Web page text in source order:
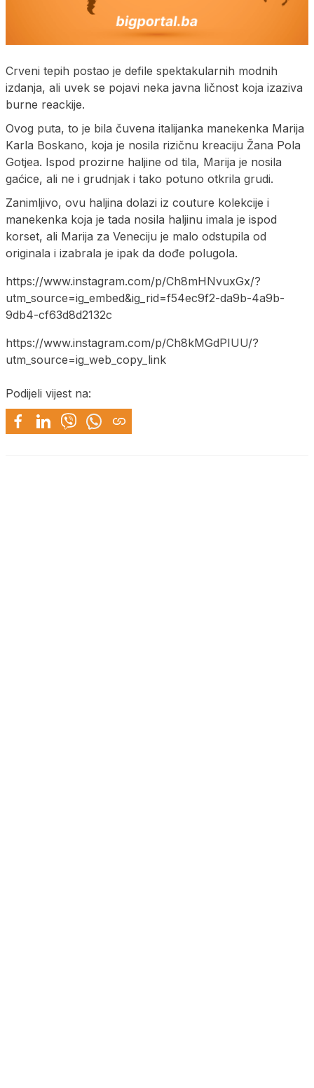
Crveni tepih postao je defile spektakularnih modnih
izdanja, ali uvek se pojavi neka javna ličnost koja izaziva
burne reackije.
Ovog puta, to je bila čuvena italijanka manekenka Marija
Karla Boskano, koja je nosila rizičnu kreaciju Žana Pola
Gotjea. Ispod prozirne haljine od tila, Marija je nosila
gaćice, ali ne i grudnjak i tako potuno otkrila grudi.
Zanimljivo, ovu haljina dolazi iz couture kolekcije i
manekenka koja je tada nosila haljinu imala je ispod
korset, ali Marija za Veneciju je malo odstupila od
originala i izabrala je ipak da dođe polugola.
https://www.instagram.com/p/Ch8mHNvuxGx/?
utm_source=ig_embed&ig_rid=f54ec9f2-da9b-4a9b-
9db4-cf63d8d2132c
https://www.instagram.com/p/Ch8kMGdPIUU/?
utm_source=ig_web_copy_link
Podijeli vijest na: